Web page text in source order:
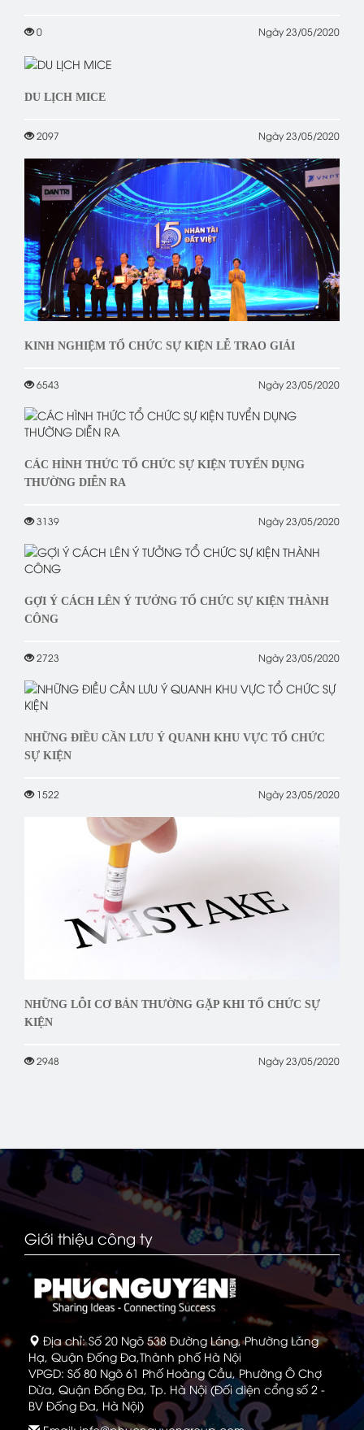
0 Ngày 23/05/2020
DU LỊCH MICE
2097 Ngày 23/05/2020
KINH NGHIỆM TỔ CHỨC SỰ KIỆN LỄ TRAO GIẢI
6543 Ngày 23/05/2020
CÁC HÌNH THỨC TỔ CHỨC SỰ KIỆN TUYỂN DỤNG
THƯỜNG DIỄN RA
3139 Ngày 23/05/2020
GỢI Ý CÁCH LÊN Ý TƯỞNG TỔ CHỨC SỰ KIỆN THÀNH
CÔNG
2723 Ngày 23/05/2020
NHỮNG ĐIỀU CẦN LƯU Ý QUANH KHU VỰC TỔ CHỨC
SỰ KIỆN
1522 Ngày 23/05/2020
NHỮNG LỖI CƠ BẢN THƯỜNG GẶP KHI TỔ CHỨC SỰ
KIỆN
2948 Ngày 23/05/2020
Giới thiệu công ty
Địa chỉ: Số 20 Ngõ 538 Đường Láng, Phường Láng
Hạ, Quận Đống Đa,Thành phố Hà Nội
VPGD: Số 80 Ngõ 61 Phố Hoàng Cầu, Phường Ô Chợ
Dừa, Quận Đống Đa, Tp. Hà Nội (Đối diện cổng số 2 -
BV Đống Đa, Hà Nội)